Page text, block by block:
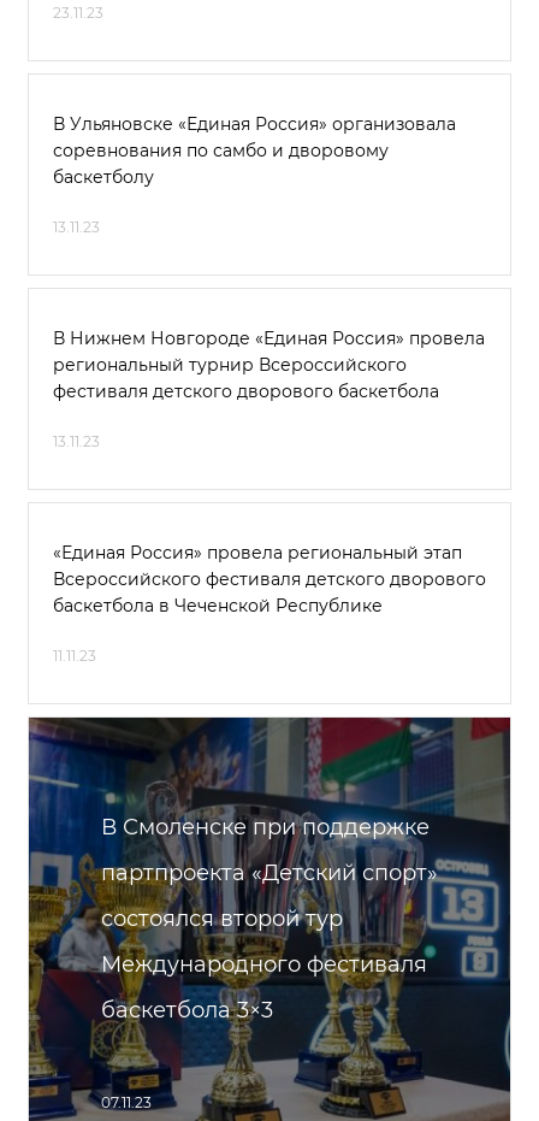
23.11.23
В Ульяновске «Единая Россия» организовала
соревнования по самбо и дворовому
баскетболу
13.11.23
В Нижнем Новгороде «Единая Россия» провела
региональный турнир Всероссийского
фестиваля детского дворового баскетбола
13.11.23
«Единая Россия» провела региональный этап
Всероссийского фестиваля детского дворового
баскетбола в Чеченской Республике
11.11.23
В Смоленске при поддержке
партпроекта «Детский спорт»
состоялся второй тур
Международного фестиваля
баскетбола 3×3
07.11.23